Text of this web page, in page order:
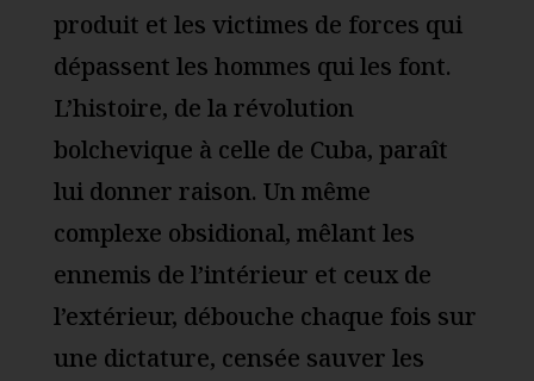
produit et les victimes de forces qui
dépassent les hommes qui les font.
L’histoire, de la révolution
bolchevique à celle de Cuba, paraît
lui donner raison. Un même
complexe obsidional, mêlant les
ennemis de l’intérieur et ceux de
l’extérieur, débouche chaque fois sur
une dictature, censée sauver les